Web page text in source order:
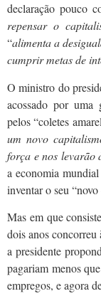
declaração pouco
repensar o
“alimenta a
cumprir metas de
O ministro do
acossado por uma
pelos “coletes
um novo
força e nos levarão
a economia
inventar o seu
Mas em que
dois anos concorreu
a presidente
pagariam menos
empregos, e agora